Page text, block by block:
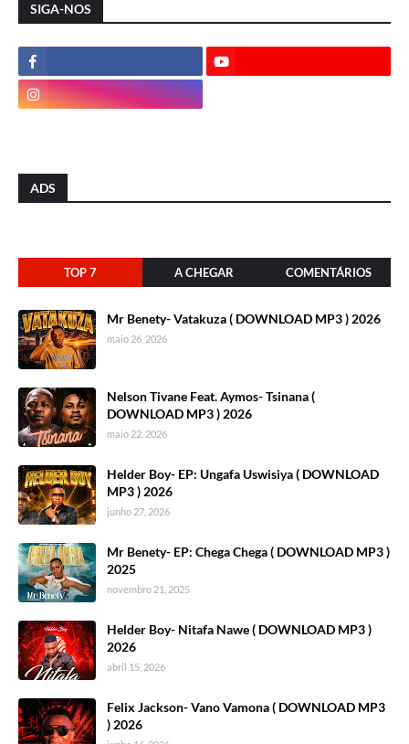
SIGA-NOS
ADS
TOP 7 A CHEGAR COMENTÁRIOS
Mr Benety- Vatakuza ( DOWNLOAD MP3 ) 2026
maio 26, 2026
Nelson Tivane Feat. Aymos- Tsinana (
DOWNLOAD MP3 ) 2026
maio 22, 2026
Helder Boy- EP: Ungafa Uswisiya ( DOWNLOAD
MP3 ) 2026
junho 27, 2026
Mr Benety- EP: Chega Chega ( DOWNLOAD MP3 )
2025
novembro 21, 2025
Helder Boy- Nitafa Nawe ( DOWNLOAD MP3 )
2026
abril 15, 2026
Felix Jackson- Vano Vamona ( DOWNLOAD MP3
) 2026